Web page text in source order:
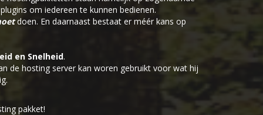
om iedereen te kunnen bedienen.
doen. En daarnaast bestaat er méér kans op
en Snelheid.
de hosting server kan woren gebruikt voor wat hij
pakket!